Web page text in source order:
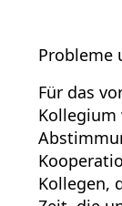
Probleme
Für das
Kollegium
Kollegen,